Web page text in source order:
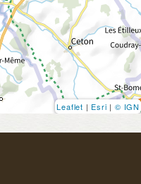
Leaflet | Esri | © IGN